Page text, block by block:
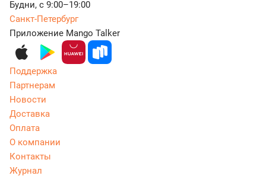
Будни, с 9:00–19:00
Санкт-Петербург
Приложение Mango Talker
Поддержка
Партнерам
Новости
Доставка
Оплата
О компании
Контакты
Журнал